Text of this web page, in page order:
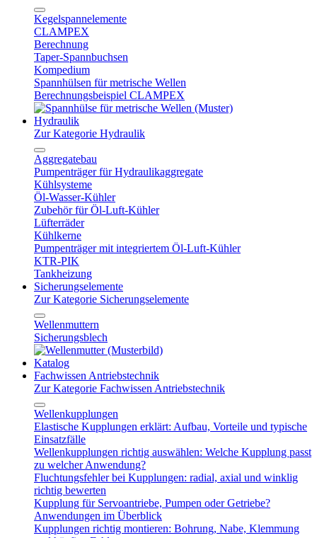
Kegelspannelemente
CLAMPEX
Berechnung
Taper-Spannbuchsen
Kompedium
Spannhülsen für metrische Wellen
Berechnungsbeispiel CLAMPEX
Hydraulik
Zur Kategorie Hydraulik
Aggregatebau
Pumpenträger für Hydraulikaggregate
Kühlsysteme
Öl-Wasser-Kühler
Zubehör für Öl-Luft-Kühler
Lüfterräder
Kühlkerne
Pumpenträger mit integriertem Öl-Luft-Kühler
KTR-PIK
Tankheizung
Sicherungselemente
Zur Kategorie Sicherungselemente
Wellenmuttern
Sicherungsblech
Katalog
Fachwissen Antriebstechnik
Zur Kategorie Fachwissen Antriebstechnik
Wellenkupplungen
Elastische Kupplungen erklärt: Aufbau, Vorteile und typische
Einsatzfälle
Wellenkupplungen richtig auswählen: Welche Kupplung passt
zu welcher Anwendung?
Fluchtungsfehler bei Kupplungen: radial, axial und winklig
richtig bewerten
Kupplung für Servoantriebe, Pumpen oder Getriebe?
Anwendungen im Überblick
Kupplungen richtig montieren: Bohrung, Nabe, Klemmung